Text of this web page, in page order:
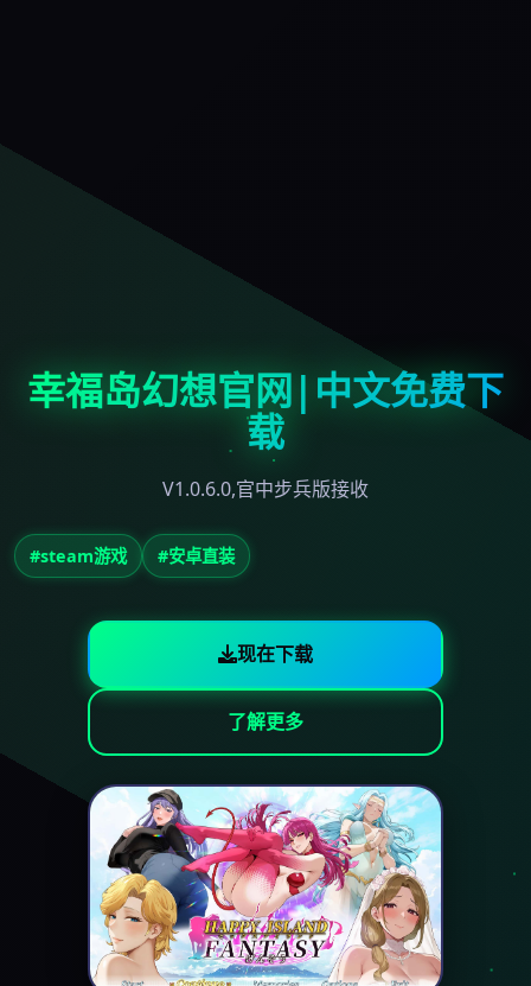
幸福岛幻想官网|中文免费下
载
V1.0.6.0,官中步兵版接收
#steam游戏 #安卓直装
现在下载
了解更多